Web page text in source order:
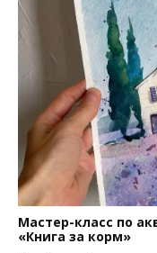
Мастер-класс по
«Книга за корм»